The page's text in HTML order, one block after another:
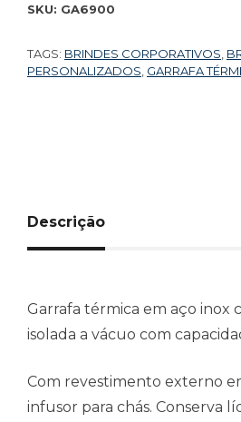
SKU: GA6900
TAGS: BRINDES CORPORATIVOS
PERSONALIZADOS GARRAFA
Descrição
Garrafa térmica em aço inox
isolada a vácuo com
Com revestimento externo
infusor para chás. Conserva